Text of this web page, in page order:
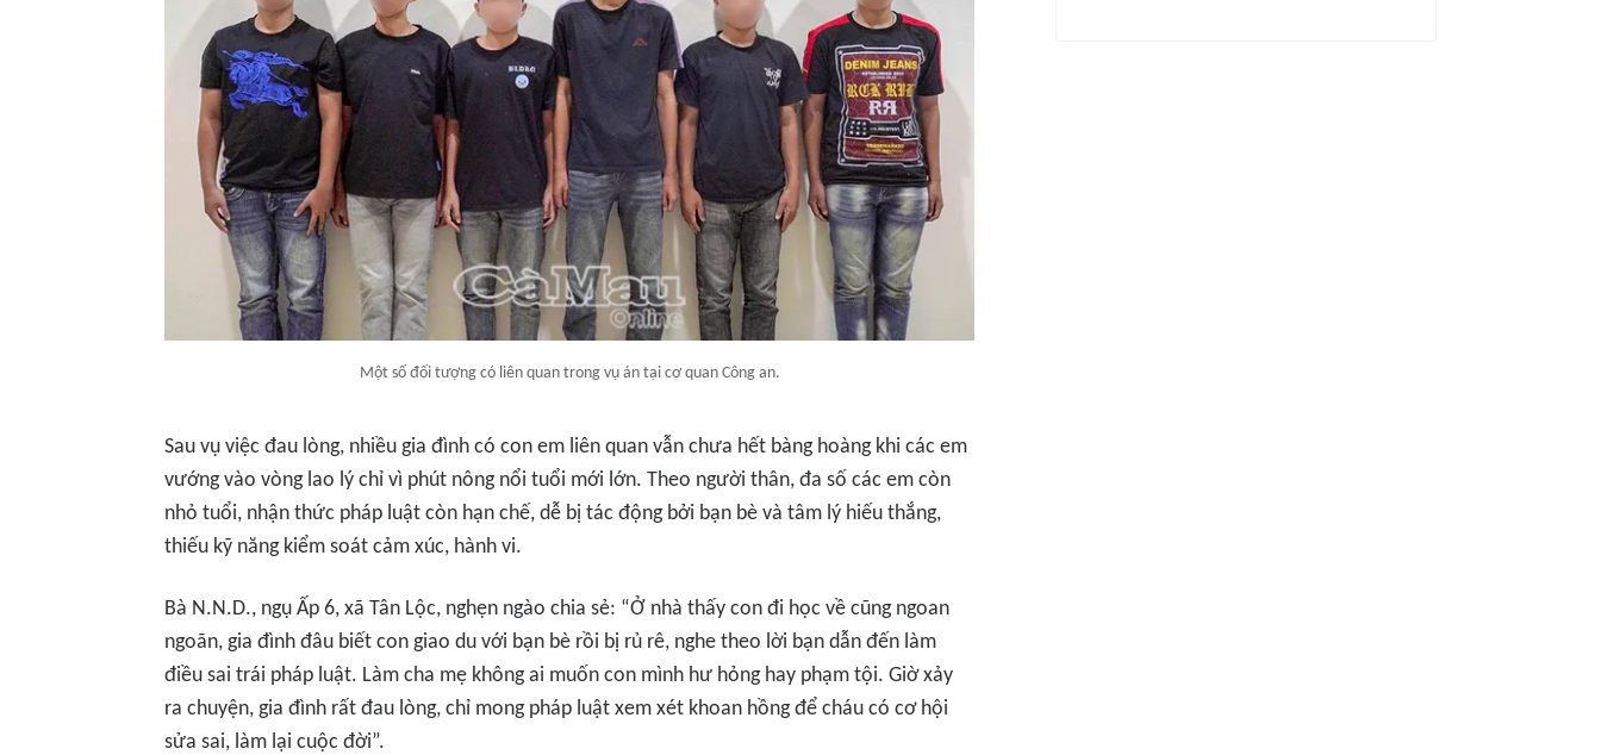
Một số đối tượng có liên quan trong vụ án tại cơ quan Công an.
Sau vụ việc đau lòng, nhiều gia đình có con em liên quan vẫn chưa hết bàng hoàng khi các em
vướng vào vòng lao lý chỉ vì phút nông nổi tuổi mới lớn. Theo người thân, đa số các em còn
nhỏ tuổi, nhận thức pháp luật còn hạn chế, dễ bị tác động bởi bạn bè và tâm lý hiếu thắng,
thiếu kỹ năng kiểm soát cảm xúc, hành vi.
Bà N.N.D., ngụ Ấp 6, xã Tân Lộc, nghẹn ngào chia sẻ: “Ở nhà thấy con đi học về cũng ngoan
ngoãn, gia đình đâu biết con giao du với bạn bè rồi bị rủ rê, nghe theo lời bạn dẫn đến làm
điều sai trái pháp luật. Làm cha mẹ không ai muốn con mình hư hỏng hay phạm tội. Giờ xảy
ra chuyện, gia đình rất đau lòng, chỉ mong pháp luật xem xét khoan hồng để cháu có cơ hội
sửa sai, làm lại cuộc đời”.